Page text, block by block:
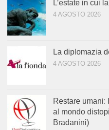
L’estate in cui
4 AGOSTO 2026
La diplomazia
4 AGOSTO 2026
Restare umani:
al mondo
Bradanini)